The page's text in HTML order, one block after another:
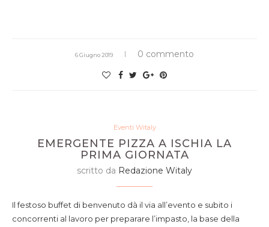
6 Giugno 2019 0 commento
Eventi Witaly
EMERGENTE PIZZA A ISCHIA LA
PRIMA GIORNATA
scritto da Redazione Witaly
Il festoso buffet di benvenuto dà il via all’evento e subito i
concorrenti al lavoro per preparare l’impasto, la base della